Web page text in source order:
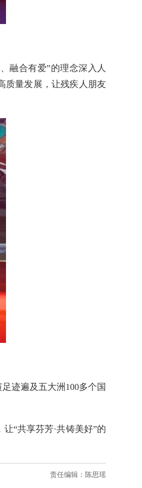
融合有爱”的理念深入人
质量发展，让残疾人朋友
迹遍及五大洲100多个国
“共享芬芳·共铸美好”的
责任编辑：陈思瑶